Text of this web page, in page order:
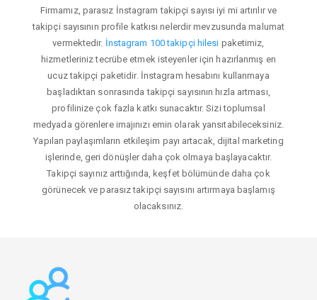
Firmamız, parasız İnstagram takipçi sayısı iyi mi artırılır ve
takipçi sayısının profile katkısı nelerdir mevzusunda malumat
vermektedir. İnstagram 100 takipçi hilesi paketimiz,
hizmetleriniz tecrübe etmek isteyenler için hazırlanmış en
ucuz takipçi paketidir. İnstagram hesabını kullanmaya
başladıktan sonrasında takipçi sayısının hızla artması,
profilinize çok fazla katkı sunacaktır. Sizi toplumsal
medyada görenlere imajınızı emin olarak yansıtabileceksiniz.
Yapılan paylaşımların etkileşim payı artacak, dijital marketing
işlerinde, geri dönüşler daha çok olmaya başlayacaktır.
Takipçi sayınız arttığında, keşfet bölümünde daha çok
görünecek ve parasız takipçi sayısını artırmaya başlamış
olacaksınız.